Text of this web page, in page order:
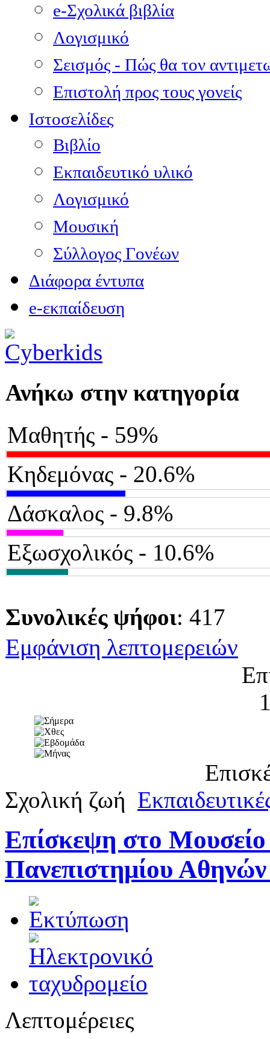
e-Σχολικά βιβλία
Λογισμικό
Σεισμός - Πώς θα τον
Επιστολή προς τους γονείς
Ιστοσελίδες
Βιβλίο
Εκπαιδευτικό υλικό
Λογισμικό
Μουσική
Σύλλογος Γονέων
Διάφορα έντυπα
e-εκπαίδευση
Ανήκω στην κατηγορία
Μαθητής - 59%
Κηδεμόνας - 20.6%
Δάσκαλος - 9.8%
Εξωσχολικός - 10.6%
Συνολικές ψήφοι: 417
Εμφάνιση λεπτομερειών
Σχολική ζωή
Επίσκεψη στο Μουσείο
Πανεπιστημίου
Λεπτομέρειες